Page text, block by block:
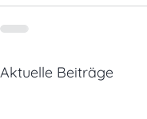
Aktuelle Beiträge